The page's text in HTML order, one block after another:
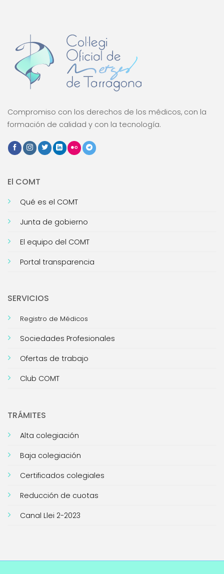
Compromiso con los derechos de los médicos, con la
formación de calidad y con la tecnología.
El COMT
Qué es el COMT
Junta de gobierno
El equipo del COMT
Portal transparencia
SERVICIOS
Registro de Médicos
Sociedades Profesionales
Ofertas de trabajo
Club COMT
TRÁMITES
Alta colegiación
Baja colegiación
Certificados colegiales
Reducción de cuotas
Canal Llei 2-2023